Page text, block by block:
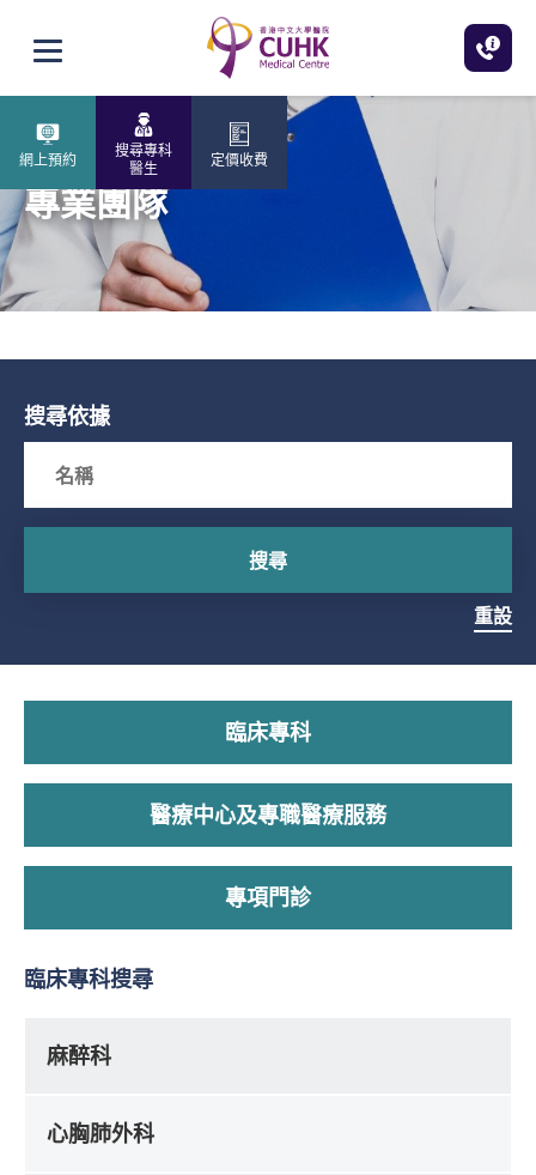
打開選單
網上預約
搜尋專科
醫生
定價收費
專業團隊
搜尋依據
搜尋
重設
臨床專科
醫療中心及專職醫療服務
專項門診
臨床專科搜尋
麻醉科
心胸肺外科